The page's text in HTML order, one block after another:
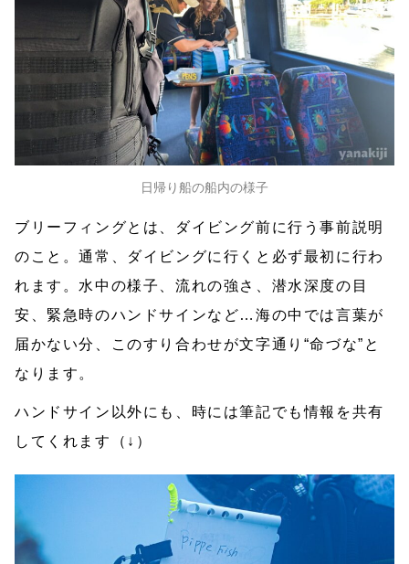
日帰り船の船内の様子
ブリーフィングとは、ダイビング前に行う事前説明
のこと。通常、ダイビングに行くと必ず最初に行わ
れます。水中の様子、流れの強さ、潜水深度の目
安、緊急時のハンドサインなど…海の中では言葉が
届かない分、このすり合わせが文字通り“命づな”と
なります。
ハンドサイン以外にも、時には筆記でも情報を共有
してくれます（↓）